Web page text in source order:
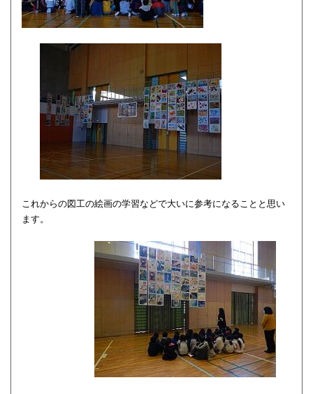
これからの図工の絵画の学習などで大いに参考になることと思い
ます。